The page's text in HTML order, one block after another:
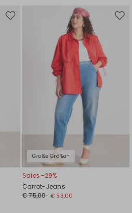
Auf
Große Größen
Auf
Sales -29%
Carrot-Jeans
€ 75,00 € 53,00